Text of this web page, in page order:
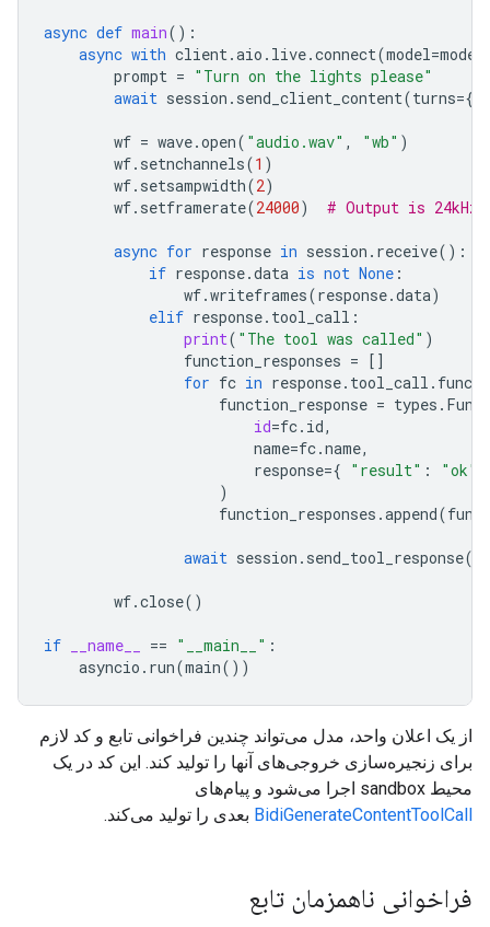
async def main():
async with client.aio . live.connect(model=model
prompt = "Turn on the lights please"
await session . send_client_content(turns={
wf = wave.open( "audio.wav" , "wb" )
wf. setnchannels(1 )
wf. setsampwidth(2)
wf. setframerate(24000) # Output is 24kHz
async for response in session . receive():
if response.data is not None :
wf.writeframes(response.data)
elif response. tool_call :
print( "The tool was called" )
function_responses = []
for fc in response. tool_call .
function_response = types .
id=fc. id,
name=fc.name,
response={ "result" : "ok"
)
function_responses .append(
await session . send_tool_response(
wf.close()
if __name__ == "__main__" :
asyncio . run(main())
از یک اعلان واحد، مدل می‌تواند چندین فراخوانی تابع و کد لازم
برای زنجیره‌سازی خروجی‌های آنها را تولید کند. این کد در یک
محیط sandbox اجرا می‌شود و پیام‌های
BidiGenerateContentToolCall بعدی را تولید می‌کند.
فراخوانی ناهمزمان تابع